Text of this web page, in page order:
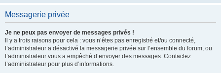
Messagerie privée
Je ne peux pas envoyer de messages privés !
Il y a trois raisons pour cela : vous n’êtes pas enregistré et/ou connecté,
l’administrateur a désactivé la messagerie privée sur l’ensemble du forum, ou
l’administrateur vous a empêché d’envoyer des messages. Contactez
l’administrateur pour plus d’informations.